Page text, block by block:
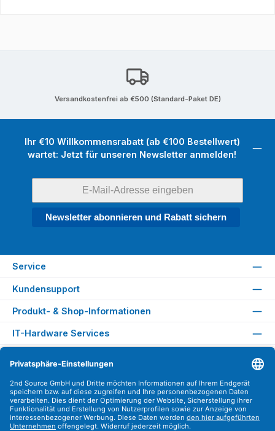
Versandkostenfrei ab €500 (Standard-Paket DE)
Ihr €10 Willkommensrabatt (ab €100 Bestellwert)
wartet: Jetzt für unseren Newsletter anmelden!
Newsletter abonnieren und Rabatt sichern
Service
Kundensupport
Produkt- & Shop-Informationen
IT-Hardware Services
Versandarten
Zahlungsarten
Sicher Einkaufen